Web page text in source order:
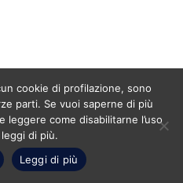
cookie di profilazione, sono
parti. Se vuoi saperne di più
leggere come disabilitarne l’uso
di più.
Leggi di più